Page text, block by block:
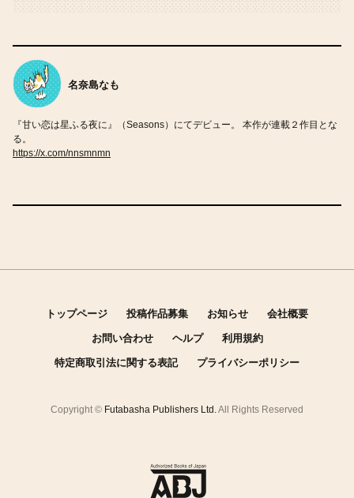
名奈島なも
『甘い恋は星ふる夜に』（Seasons）にてデビュー。 本作が連載２作目とな
る。
https://x.com/nnsmnmn
トップページ 投稿作品募集 お知らせ 会社概要
お問い合わせ ヘルプ 利用規約
特定商取引法に関する表記 プライバシーポリシー
Copyright © Futabasha Publishers Ltd. All Rights Reserved